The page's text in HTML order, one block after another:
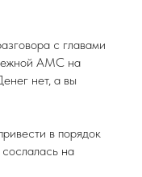
с главами
АМС на
нет, а вы
в порядок
на